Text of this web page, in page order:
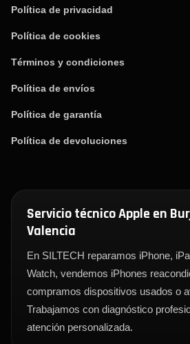
Política de privacidad
Política de cookies
Términos y condiciones
Política de envíos
Política de garantía
Política de devoluciones
Servicio técnico Apple en
Valencia
En SILTECH reparamos iPhone,
Watch, vendemos iPhones
compramos dispositivos usados o
Trabajamos con diagnóstico
atención personalizada.